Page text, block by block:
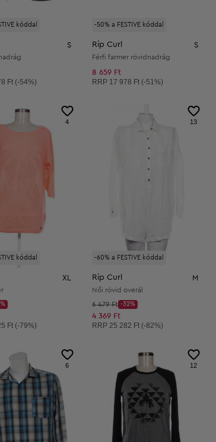
kóddal
S
Ft (-54%)
-50% a FESTIVE kóddal
Rip Curl S
Férfi farmer rövidnadrág
8 659 Ft
Ajánlott ár:
RRP 17 978 Ft (-51%)
kóddal
4
XL
Price:
ár:
Ft (-79%)
-60% a FESTIVE kóddal
13
Rip Curl M
Női rövid overál
Kezdő ár:
6 479 Ft
Discount Price:
-32%
Csökkentett ár:
4 369 Ft
Ajánlott ár:
RRP 25 282 Ft (-82%)
6 12